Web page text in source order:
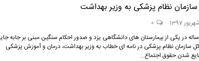
نظام پزشکی به وزیر بهداشت
0
بدنبال فوت کودک 12 ساله در یکی از بیمارستان های دانشگاهی یزد و صدور احکام سنگین مبنی بر جابه
سازمان نظام پزشکی در نامه ای خطاب به وزیر بهداشت، درمان و آموزش پزشکی
شدن حقوق اجتماع...